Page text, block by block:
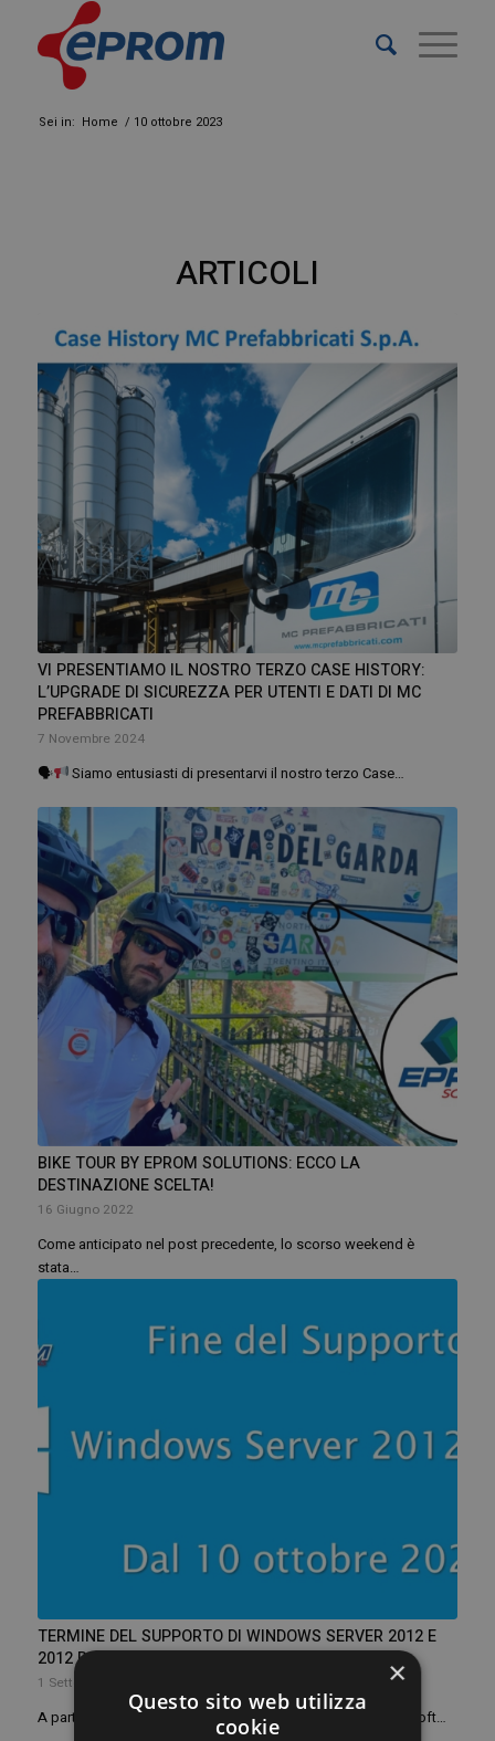
Sei in: Home / 10 ottobre 2023
ARTICOLI
VI PRESENTIAMO IL NOSTRO TERZO CASE HISTORY:
L’UPGRADE DI SICUREZZA PER UTENTI E DATI DI MC
PREFABBRICATI
7 Novembre 2024
🗣 Siamo entusiasti di presentarvi il nostro terzo Case…
BIKE TOUR BY EPROM SOLUTIONS: ECCO LA
DESTINAZIONE SCELTA!
16 Giugno 2022
Come anticipato nel post precedente, lo scorso weekend è
stata…
TERMINE DEL SUPPORTO DI WINDOWS SERVER 2012 E
2012 R2
1 Settembre 2023
A partire dal 10 ottobre 2023 terminerà il supporto di Microsoft…
×
Questo sito web utilizza
cookie